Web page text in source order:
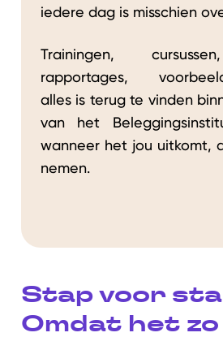
iedere dag is misschien
Trainingen,
rapportages,
alles is terug te vinden
van het
wanneer het jou uitkomt,
nemen.
Stap voor
Omdat het